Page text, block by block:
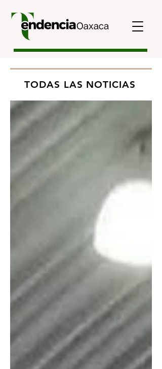
TODAS LAS NOTICIAS